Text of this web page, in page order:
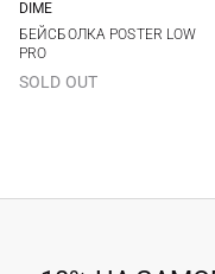
DIME
БЕЙСБОЛКА POSTER LOW
PRO
SOLD OUT